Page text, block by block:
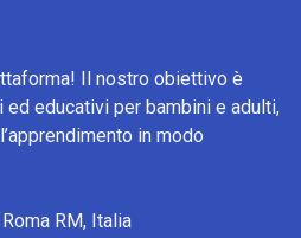
Il nostro obiettivo è
educativi per bambini e adulti,
in modo
RM, Italia